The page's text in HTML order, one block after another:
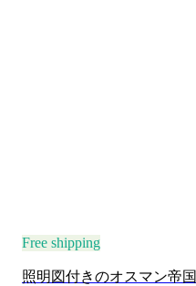
Free shipping
照明図付きのオスマン帝国